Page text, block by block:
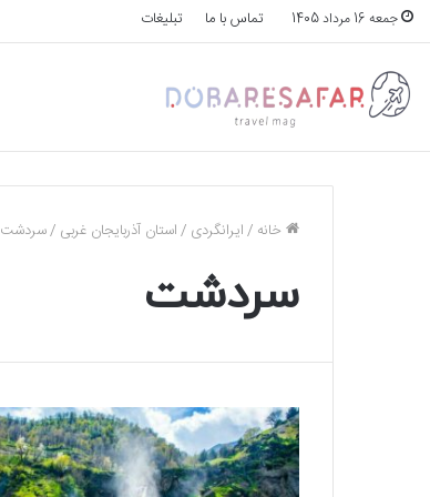
جمعه 16 مرداد 1405 تماس با ما تبلیغات
خانه /ایرانگردی /استان آذربایجان غربی /سردشت
سردشت